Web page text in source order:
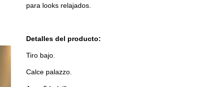
para looks relajados.
Detalles del producto:
Tiro bajo.
Calce palazzo.